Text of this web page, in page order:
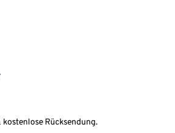
Rücksendung.